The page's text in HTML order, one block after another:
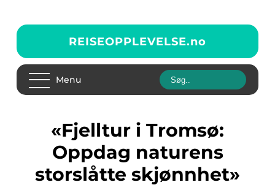
REISEOPPLEVELSE.no
Menu
«Fjelltur i Tromsø:
Oppdag naturens
storslåtte skjønnhet»